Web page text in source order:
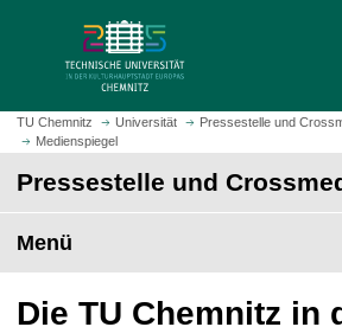
m
H
t
s
i
e
a
u
TU Chemnitz Universität
Pressestelle und
Medienspiegel
Pressestelle und
Menü
Die TU Chemnitz in